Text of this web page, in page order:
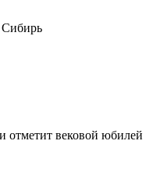
отметит вековой юбилей